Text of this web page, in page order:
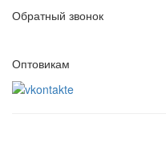
Обратный звонок
Оптовикам